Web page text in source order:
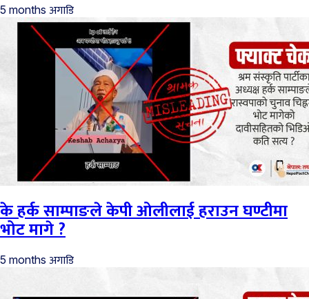
5 months अगाडि
के हर्क साम्पाङले केपी ओलीलाई हराउन घण्टीमा
भोट मागे ?
5 months अगाडि